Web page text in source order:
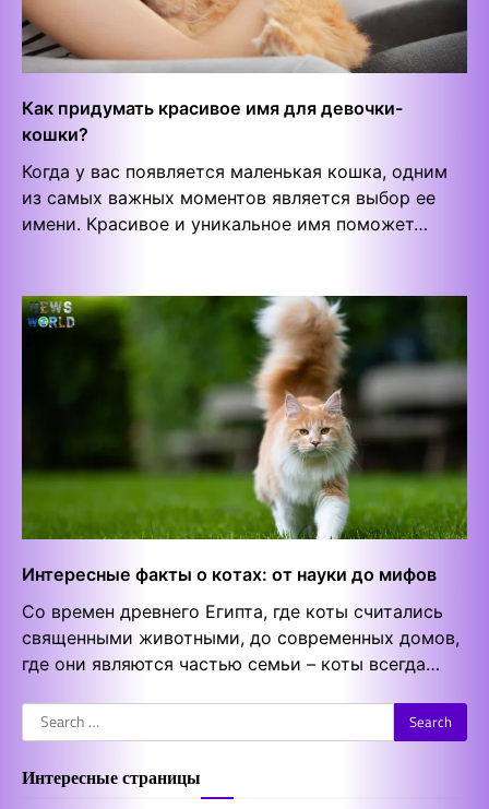
Как придумать красивое имя для девочки-
кошки?
Когда у вас появляется маленькая кошка, одним
из самых важных моментов является выбор ее
имени. Красивое и уникальное имя поможет…
Интересные факты о котах: от науки до мифов
Со времен древнего Египта, где коты считались
священными животными, до современных домов,
где они являются частью семьи – коты всегда…
Search
for:
Интересные страницы